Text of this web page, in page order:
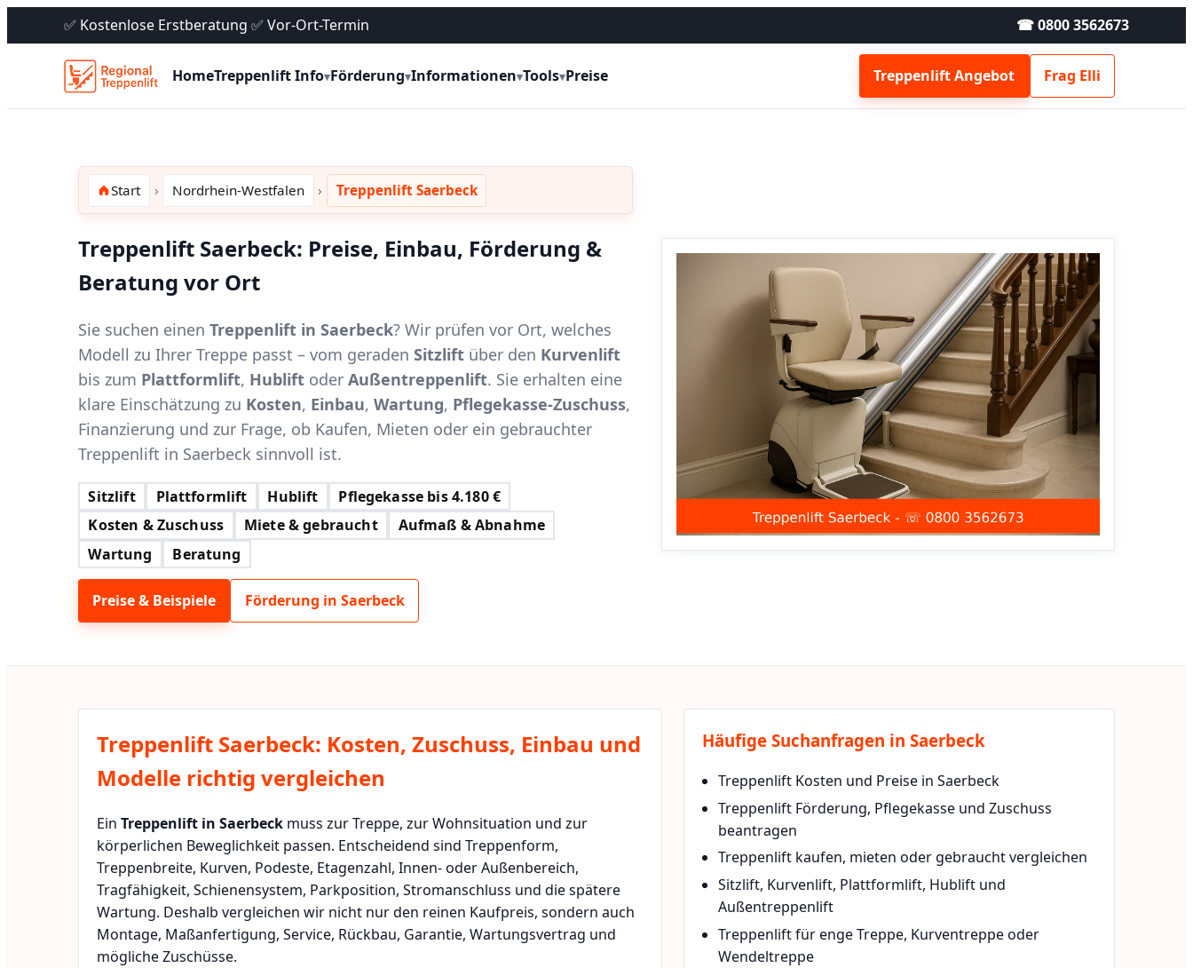
✅ Kostenlose Erstberatung ✅ Vor-Ort-Termin ☎ 0800 3562673
HomeTreppenlift Info▾Förderung▾Informationen▾Tools▾Preise Treppenlift Angebot Frag Elli
Start Nordrhein-Westfalen Treppenlift Saerbeck
Treppenlift Saerbeck: Preise, Einbau, Förderung &
Beratung vor Ort
Sie suchen einen Treppenlift in Saerbeck? Wir prüfen vor Ort, welches
Modell zu Ihrer Treppe passt – vom geraden Sitzlift über den Kurvenlift
bis zum Plattformlift, Hublift oder Außentreppenlift. Sie erhalten eine
klare Einschätzung zu Kosten, Einbau, Wartung, Pflegekasse-Zuschuss,
Finanzierung und zur Frage, ob Kaufen, Mieten oder ein gebrauchter
Treppenlift in Saerbeck sinnvoll ist.
Sitzlift Plattformlift Hublift
Pflegekasse bis 4.180 €
Kosten & Zuschuss
Miete & gebraucht
Aufmaß & Abnahme
Wartung
Beratung
Preise & Beispiele Förderung in Saerbeck
Treppenlift Saerbeck: Kosten, Zuschuss, Einbau und
Modelle richtig vergleichen
Ein Treppenlift in Saerbeck muss zur Treppe, zur Wohnsituation und zur
körperlichen Beweglichkeit passen. Entscheidend sind Treppenform,
Treppenbreite, Kurven, Podeste, Etagenzahl, Innen- oder Außenbereich,
Tragfähigkeit, Schienensystem, Parkposition, Stromanschluss und die spätere
Wartung. Deshalb vergleichen wir nicht nur den reinen Kaufpreis, sondern auch
Montage, Maßanfertigung, Service, Rückbau, Garantie, Wartungsvertrag und
mögliche Zuschüsse.
Häufige Suchanfragen in Saerbeck
Treppenlift Kosten und Preise in Saerbeck
Treppenlift Förderung, Pflegekasse und Zuschuss
beantragen
Treppenlift kaufen, mieten oder gebraucht vergleichen
Sitzlift, Kurvenlift, Plattformlift, Hublift und
Außentreppenlift
Treppenlift für enge Treppe, Kurventreppe oder
Wendeltreppe